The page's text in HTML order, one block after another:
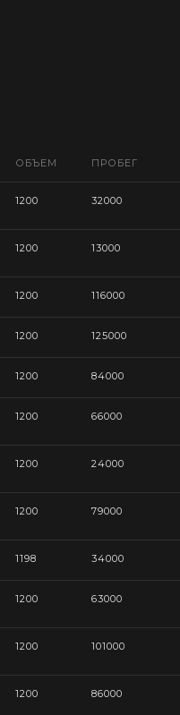
ОБЪЕМ ПРОБЕГ
1200 32000
1200 13000
1200 116000
1200 125000
1200 84000
1200 66000
1200 24000
1200 79000
1198 34000
1200 63000
1200 101000
1200 86000